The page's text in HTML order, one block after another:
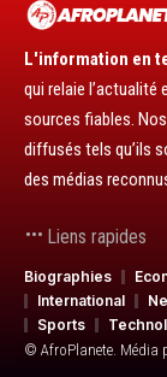
L'information en
qui relaie l’actualité
sources fiables.
diffusés tels qu’ils
des médias
Liens rapides
Biographies
International
Sports
© AfroPlanete. Média